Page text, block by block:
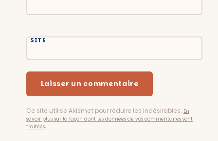
SITE
Ce site utilise Akismet pour réduire les indésirables. En
savoir plus sur la façon dont les données de vos commentaires sont
traitées.